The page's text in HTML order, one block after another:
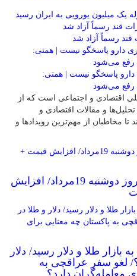
یک میلیون یورویی به ایران رسید
قند رسماً آزاد شد
پاسخگو نیست | همتی:
رفع می‌شود
اقتصادی و اجتماعی است که از
تحلیل‌ها و مقالات اقتصادی و
مخاطبان از مهم‌ترین رویدادها و
قیمت طلای 18عیار امروز دوشنبه 19مرداد/ افزایش
بازار طلا و دلار رسید/ دلار
لغو سفر عراقچی به